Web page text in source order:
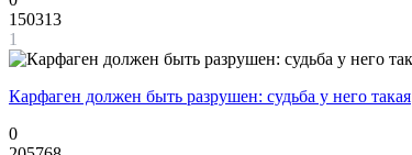
150313
1
Карфаген должен быть разрушен: судьба у него такая
0